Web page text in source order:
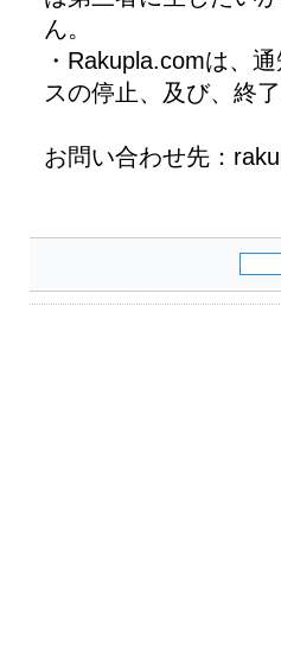
ん。
・Rakupla.comは、
スの停止、及び、終
お問い合わせ先：